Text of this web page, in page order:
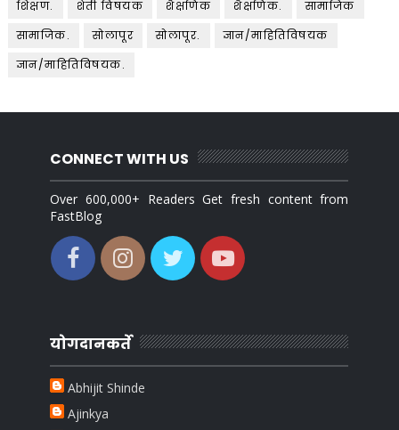
शिक्षण.
शेती विषयक शैक्षणिक शैक्षणिक.
सामाजिक
सामाजिक.
सोलापूर सोलापूर.
ज्ञान/माहितिविषयक
ज्ञान/माहितिविषयक.
CONNECT WITH US
Over 600,000+ Readers Get fresh content from
FastBlog
योगदानकर्ते
Abhijit Shinde
Ajinkya